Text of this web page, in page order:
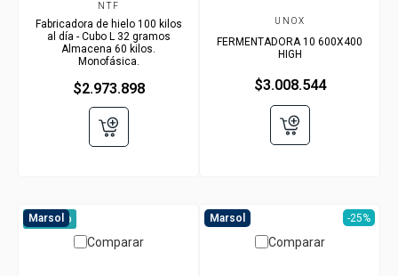
NTF
Fabricadora de hielo 100 kilos
al día - Cubo L 32 gramos
Almacena 60 kilos.
Monofásica.
$2.973.898
UNOX
FERMENTADORA 10 600X400
HIGH
$3.008.544
Comparar
Marsol
A pedido
Comparar
Marsol -25%